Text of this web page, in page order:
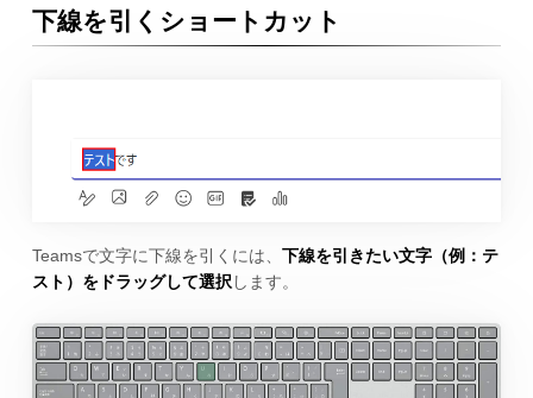
下線を引くショートカット
Teamsで文字に下線を引くには、 下線を引きたい文字（例：テ
スト）をドラッグして選択 します。